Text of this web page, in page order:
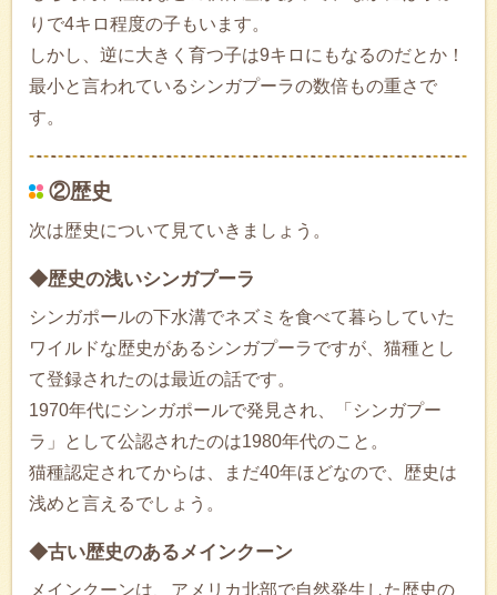
りで4キロ程度の子もいます。
しかし、逆に大きく育つ子は9キロにもなるのだとか！
最小と言われているシンガプーラの数倍もの重さで
す。
②歴史
次は歴史について見ていきましょう。
◆歴史の浅いシンガプーラ
シンガポールの下水溝でネズミを食べて暮らしていた
ワイルドな歴史があるシンガプーラですが、猫種とし
て登録されたのは最近の話です。
1970年代にシンガポールで発見され、「シンガプー
ラ」として公認されたのは1980年代のこと。
猫種認定されてからは、まだ40年ほどなので、歴史は
浅めと言えるでしょう。
◆古い歴史のあるメインクーン
メインクーンは、アメリカ北部で自然発生した歴史の